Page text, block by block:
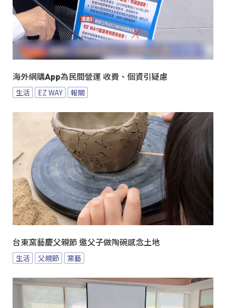
海外網購App為民間營運 收費、個資引疑慮
生活 EZ WAY 報關
台東窯藝慶父親節 邀父子做陶碗感念土地
生活 父親節 窯藝